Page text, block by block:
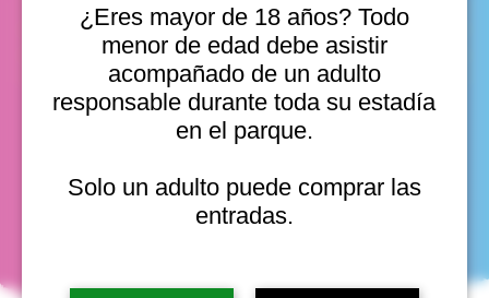
¿Eres mayor de 18 años? Todo
menor de edad debe asistir
acompañado de un adulto
responsable durante toda su estadía
en el parque.
Solo un adulto puede comprar las
entradas.
mar, 11 ago, 10:00 a. m.
mar, 11 ago, 11:00 a. m.
mar, 11 ago, 12:00 p. m.
Ver 20
fechas